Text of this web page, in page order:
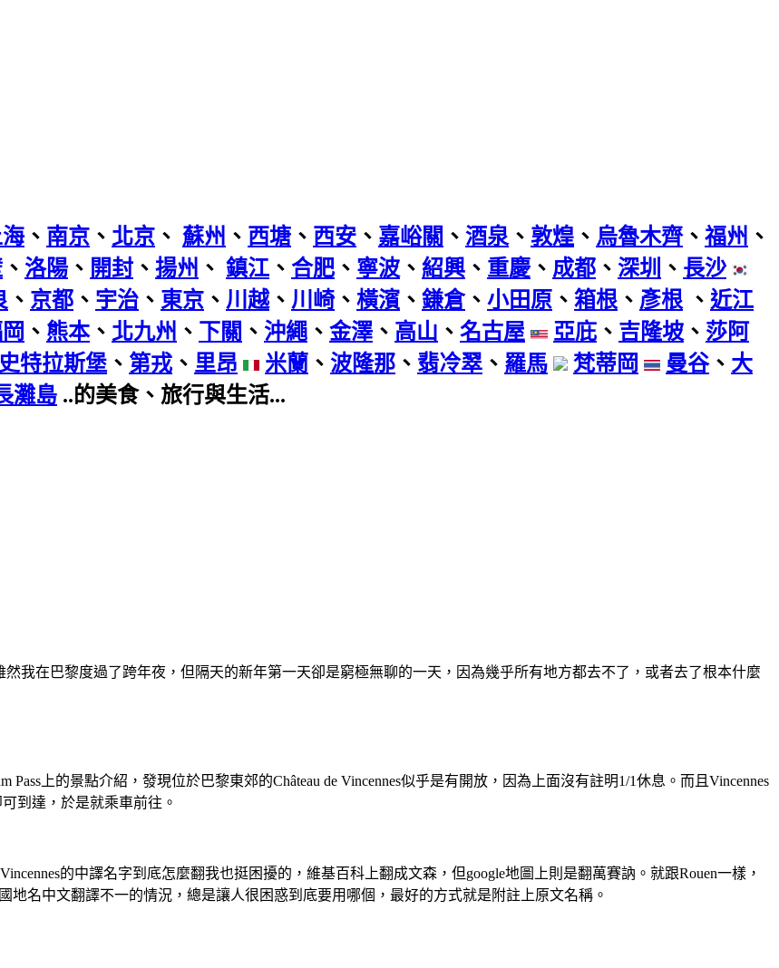
、 南京 、 北京 、 蘇州 、 西塘 、 西安 、 嘉峪關 、 酒泉 、 敦煌 、 烏魯木齊、 福州 、
、 洛陽 、 開封 、 揚州 、 鎮江 、 合肥 、 寧波 、 紹興 、 重慶、 成都 、 深圳 、 長沙
、 京都 、 宇治 、 東京 、 川越 、 川崎 、 橫濱 、 鎌倉、 小田原 、 箱根 、 彥根 、 近江
、 熊本、 北九州 、 下關 、 沖繩 、 金澤 、 高山 、 名古屋 亞庇 、 吉隆坡 、 莎阿
史特拉斯堡 、 第戎 、 里昂 米蘭 、 波隆那 、 翡冷翠 、 羅馬 梵蒂岡 曼谷、 大
灘島 ..的美食、旅行與生活...
我在巴黎度過了跨年夜，但隔天的新年第一天卻是窮極無聊的一天，因為幾乎所有地方都去不了，或者去了根本什麼
上的景點介紹，發現位於巴黎東郊的Château de Vincennes似乎是有開放，因為上面沒有註明1/1休息。而且Vincennes
到達，於是就乘車前往。
的中譯名字到底怎麼翻我也挺困擾的，維基百科上翻成文森，但google地圖上則是翻萬賽訥。就跟Rouen一樣，
地名中文翻譯不一的情況，總是讓人很困惑到底要用哪個，最好的方式就是附註上原文名稱。